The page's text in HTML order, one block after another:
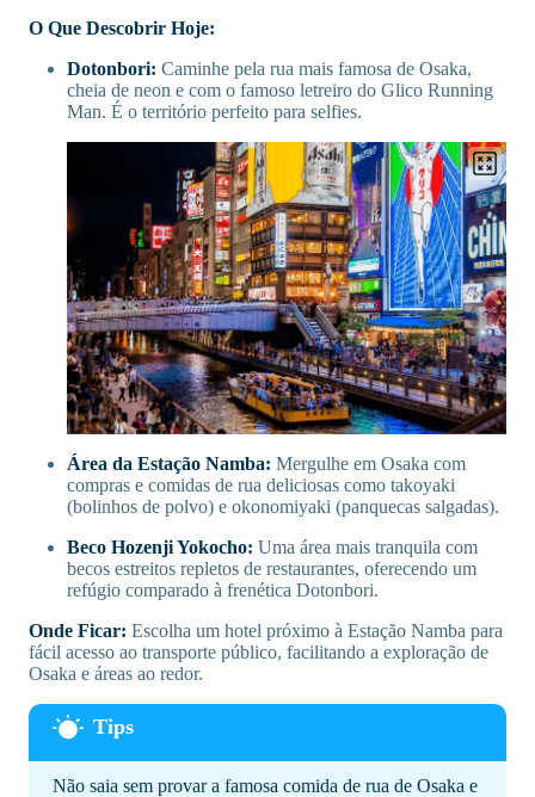
O Que Descobrir Hoje:
Dotonbori: Caminhe pela rua mais famosa de Osaka,
cheia de neon e com o famoso letreiro do Glico Running
Man. É o território perfeito para selfies.
Área da Estação Namba: Mergulhe em Osaka com
compras e comidas de rua deliciosas como takoyaki
(bolinhos de polvo) e okonomiyaki (panquecas salgadas).
Beco Hozenji Yokocho: Uma área mais tranquila com
becos estreitos repletos de restaurantes, oferecendo um
refúgio comparado à frenética Dotonbori.
Onde Ficar: Escolha um hotel próximo à Estação Namba para
fácil acesso ao transporte público, facilitando a exploração de
Osaka e áreas ao redor.
Não saia sem provar a famosa comida de rua de Osaka e